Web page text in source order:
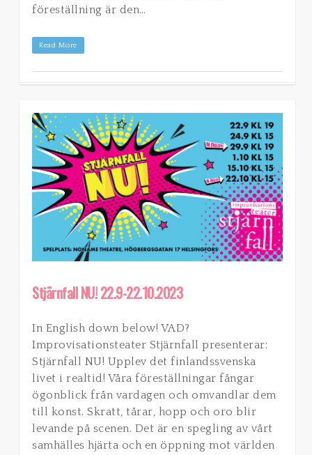
föreställning är den…
Read More
Stjärnfall NU! 22.9-22.10.2023
In English down below! VAD?
Improvisationsteater Stjärnfall presenterar:
Stjärnfall NU! Upplev det finlandssvenska
livet i realtid! Våra föreställningar fångar
ögonblick från vardagen och omvandlar dem
till konst. Skratt, tårar, hopp och oro blir
levande på scenen. Det är en spegling av vårt
samhälles hjärta och en öppning mot världen